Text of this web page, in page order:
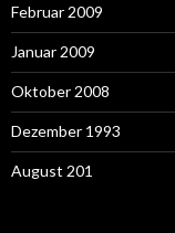
Februar 2009
Januar 2009
Oktober 2008
Dezember 1993
August 201